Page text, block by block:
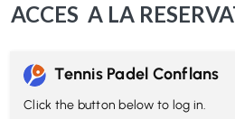
ACCES A LA